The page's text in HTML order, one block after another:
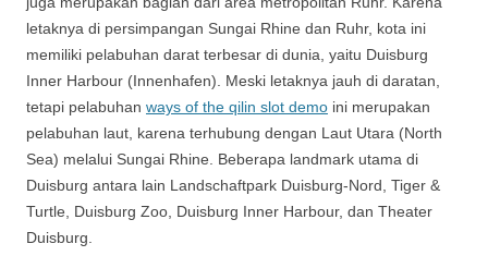
letaknya di persimpangan Sungai Rhine dan Ruhr, kota ini
memiliki pelabuhan darat terbesar di dunia, yaitu Duisburg
Inner Harbour (Innenhafen). Meski letaknya jauh di daratan,
tetapi pelabuhan ways of the qilin slot demo ini merupakan
pelabuhan laut, karena terhubung dengan Laut Utara (North
Sea) melalui Sungai Rhine. Beberapa landmark utama di
Duisburg antara lain Landschaftpark Duisburg-Nord, Tiger &
Turtle, Duisburg Zoo, Duisburg Inner Harbour, dan Theater
Duisburg.